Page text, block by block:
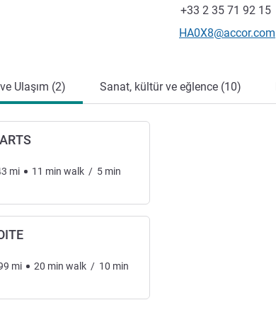
Faks
+33 2 35 71 92 15
İletişim için e-posta
HA0X8@accor.com
Ulaşım (2) Sanat, kültür ve eğlence (10)
mi 11 min walk / 5 min
mi 20 min walk / 10 min